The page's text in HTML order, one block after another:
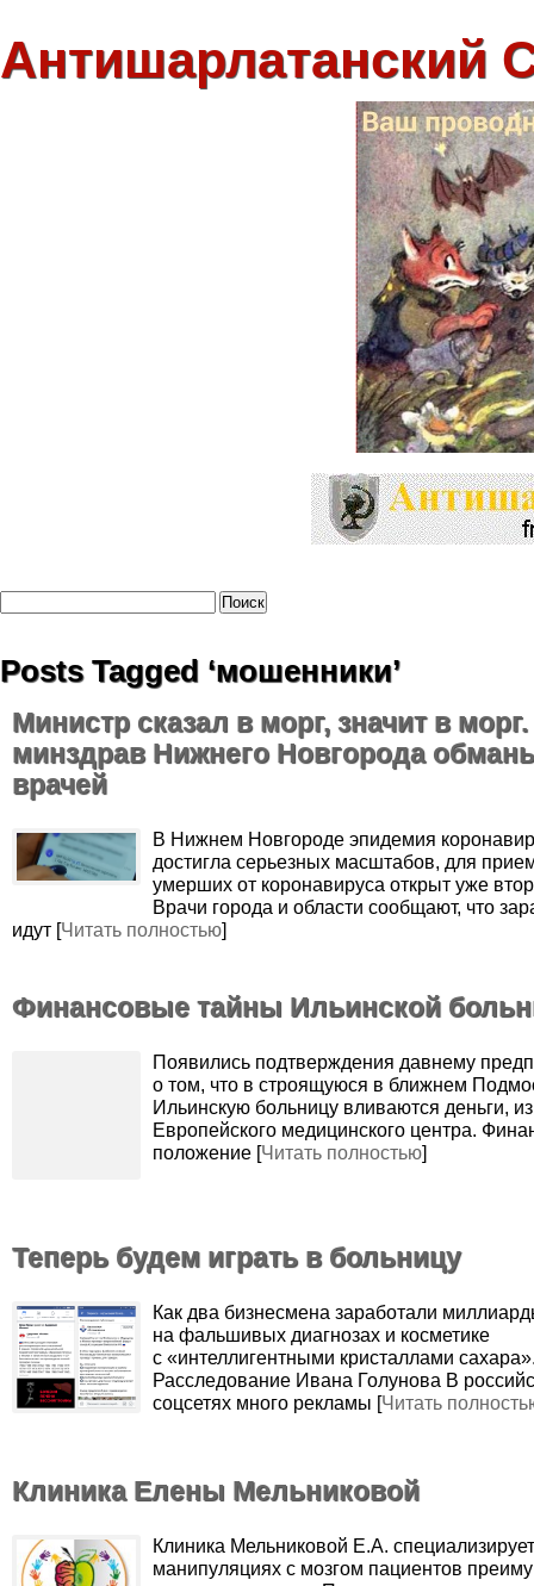
Антишарлатанский
Posts Tagged ‘мошенники’
Министр сказал в морг, значит в морг.
минздрав Нижнего Новгорода
врачей
В Нижнем Новгороде эпидемия
достигла серьезных масштабов, для
умерших от коронавируса открыт уже
Врачи города и области сообщают, что
идут [Читать полностью]
Финансовые тайны Ильинской
Появились подтверждения давнему
о том, что в строящуюся в ближнем
Ильинскую больницу вливаются деньги, из
Европейского медицинского центра.
положение [Читать полностью]
Теперь будем играть в больницу
Как два бизнесмена заработали
на фальшивых диагнозах и косметике
с «интеллигентными кристаллами
Расследование Ивана Голунова В
соцсетях много рекламы [Читать
Клиника Елены Мельниковой
Клиника Мельниковой Е.А.
манипуляциях с мозгом пациентов